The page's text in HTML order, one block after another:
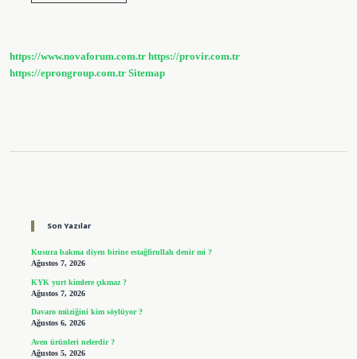
https://www.novaforum.com.tr https://provir.com.tr
https://eprongroup.com.tr Sitemap
Son Yazılar
Kusura bakma diyen birine estağfirullah denir mi ?
Ağustos 7, 2026
KYK yurt kimlere çıkmaz ?
Ağustos 7, 2026
Davaro müziğini kim söylüyor ?
Ağustos 6, 2026
Aven ürünleri nelerdir ?
Ağustos 5, 2026